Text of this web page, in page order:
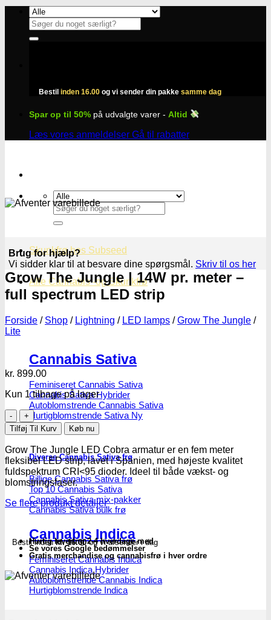
Fortsæt
indhold
Søg
efter:
Bestil inden 16.00 og vi sender din pakke samme dag
Spar op til 50% på udvalgte varer - Altid
Læs vores anmeldelser Gå til rabatter
Søg
efter:
Skunkfrø hos Subseed
Alle Cannabis -og Skunkfrø
Cannabis Sativa
Feminiseret Cannabis Sativa
Cannabis Sativa Hybrider
Autoblomstrende Cannabis Sativa
Hurtigblomstrende Sativa
Diverse Cannabis Sativa frø
Billige Cannabis Sativa frø
Top 10 Cannabis Sativa
Cannabis Sativa mix-pakker
Cannabis Sativa bulk frø
Cannabis Indica
Feminiseret Cannabis Indica
Cannabis Indica Hybrider
Autoblomstrende Cannabis Indica
Hurtigblomstrende Indica
Brug for hjælp?
Vi sidder klar til at besvare dine spørgsmål. Skriv til os her
Grow The Jungle | 14W pr. meter –
full spectrum LED strip
Forside / Shop / Lightning / LED lamps / Grow The Jungle /
Lite
kr. 899.00
Kun 1 tilbage på lager
Grow
The
Jungle
|
14W
pr.
meter
full
spectrum
strip
antal
Tilføj Til Kurv Køb nu
Grow The Jungle LED Cobra armatur er en fem meter
fleksibel LED strip, lavet i Spanien, med højeste kvalitet
fuldspektrum CRI<95 dioder. Ideel til både vækst- og
blomstringsfaser.
Se flere produkt detaljer
Bestil indenkl. 16.00og vi afsender i dag
Hurtig levering 2-4 hverdage med
Se vores Google bedømmelser
Gratis merchandise og cannabisfrø i hver ordre